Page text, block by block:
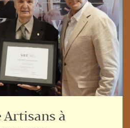
Artisans à